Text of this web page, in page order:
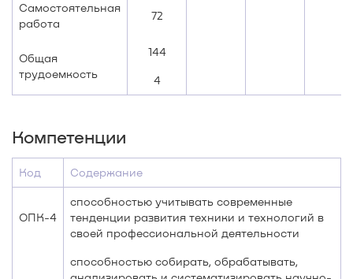
Самостоятельная
работа
72
Общая
трудоемкость
144
4
Компетенции
Код Содержание
ОПК-4
способностью учитывать современные
тенденции развития техники и технологий в
своей профессиональной деятельности
способностью собирать, обрабатывать,